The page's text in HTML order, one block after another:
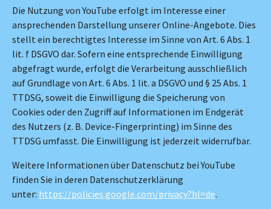
Die Nutzung von YouTube erfolgt im Interesse einer
ansprechenden Darstellung unserer Online-Angebote. Dies
stellt ein berechtigtes Interesse im Sinne von Art. 6 Abs. 1
lit. f DSGVO dar. Sofern eine entsprechende Einwilligung
abgefragt wurde, erfolgt die Verarbeitung ausschließlich
auf Grundlage von Art. 6 Abs. 1 lit. a DSGVO und § 25 Abs. 1
TTDSG, soweit die Einwilligung die Speicherung von
Cookies oder den Zugriff auf Informationen im Endgerät
des Nutzers (z. B. Device-Fingerprinting) im Sinne des
TTDSG umfasst. Die Einwilligung ist jederzeit widerrufbar.
Weitere Informationen über Datenschutz bei YouTube
finden Sie in deren Datenschutzerklärung
unter: https://policies.google.com/privacy?hl=de.